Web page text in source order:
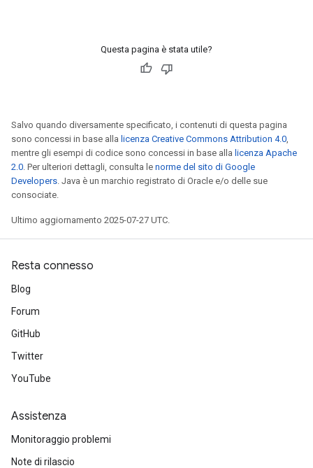
Questa pagina è stata utile?
Salvo quando diversamente specificato, i contenuti di questa pagina
sono concessi in base alla licenza Creative Commons Attribution 4.0,
mentre gli esempi di codice sono concessi in base alla licenza Apache
2.0. Per ulteriori dettagli, consulta le norme del sito di Google
Developers. Java è un marchio registrato di Oracle e/o delle sue
consociate.
Ultimo aggiornamento 2025-07-27 UTC.
Resta connesso
Blog
Forum
GitHub
Twitter
YouTube
Assistenza
Monitoraggio problemi
Note di rilascio